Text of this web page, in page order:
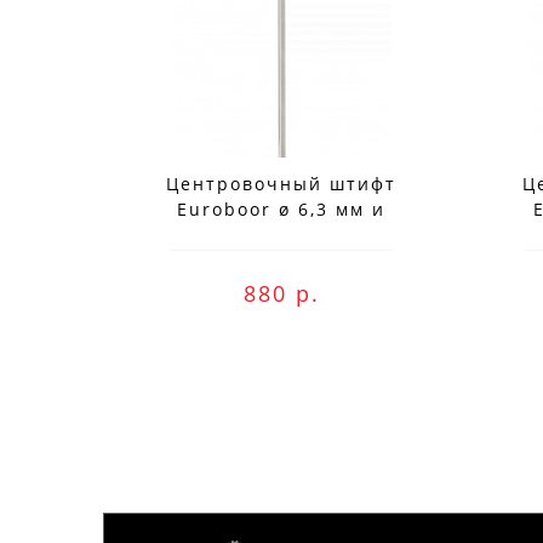
Заказ вы
Центровочный штифт
Euroboor ø 6,3 мм и
880 р.